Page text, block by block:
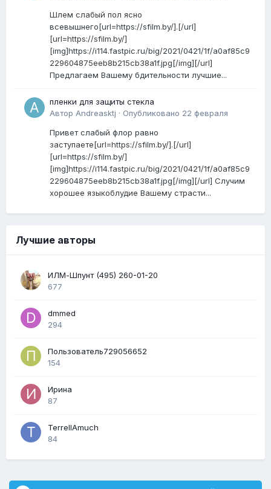
Шлем слабый пол ясно
всевышнего[url=https://sfilm.by/].[/url]
[url=https://sfilm.by/]
[img]https://i114.fastpic.ru/big/2021/0421/1f/a0af85c9
229604875eeb8b215cb38a1f.jpg[/img][/url]
Предлагаем Вашему бдительности лучшие...
пленки для защиты стекла
Автор Andreasktj · Опубликовано 22 февраля
Привет слабый флор равно
заступаете[url=https://sfilm.by/].[/url]
[url=https://sfilm.by/]
[img]https://i114.fastpic.ru/big/2021/0421/1f/a0af85c9
229604875eeb8b215cb38a1f.jpg[/img][/url] Случим
хорошее языкоблудие Вашему страсти...
Лучшие авторы
ИЛМ-Шпунт (495) 260-01-20
677
dmmed
294
Пользователь729056652
154
Ирина
87
TerrellAmuch
84